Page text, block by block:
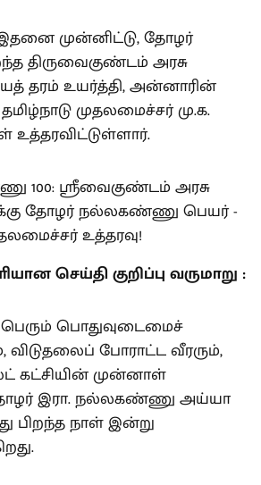
முன்னிட்டு, தோழர்
திருவைகுண்டம் அரசு
தரம் உயர்த்தி, அன்னாரின்
முதலமைச்சர் மு.க.
செய்தி குறிப்பு வருமாறு :
பொதுவுடைமைச்
போராட்ட வீரரும்,
கட்சியின் முன்னாள்
இரா. நல்லகண்ணு அய்யா
பிறந்த நாள் இன்று